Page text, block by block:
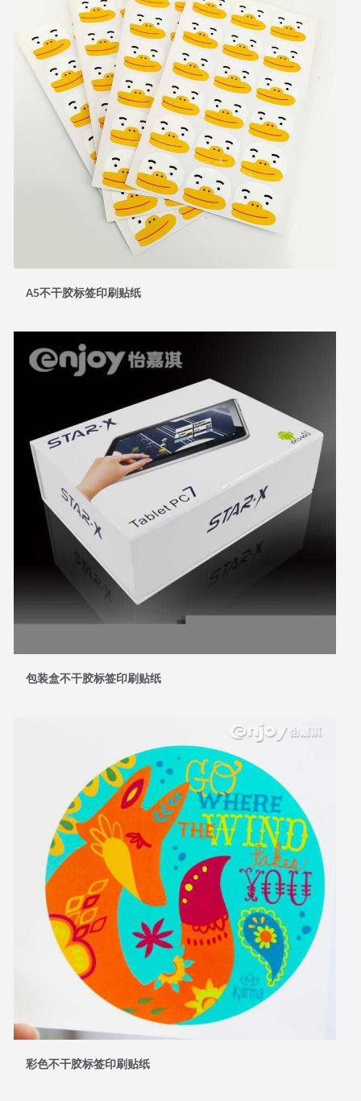
A5不干胶标签印刷贴纸
包装盒不干胶标签印刷贴纸
彩色不干胶标签印刷贴纸